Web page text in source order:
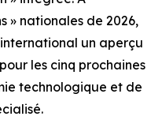
» nationales de 2026,
un aperçu
les cinq prochaines
technologique et de